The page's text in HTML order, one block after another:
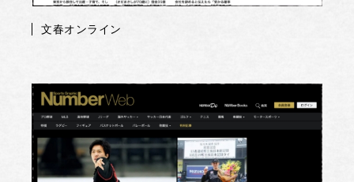
文春オンライン